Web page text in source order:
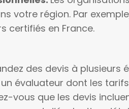
votre région. Par
certifiés en France.
des devis à
évaluateur dont les
vous que les devis